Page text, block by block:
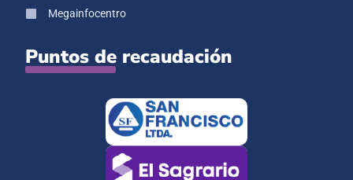
Megainfocentro
Puntos de recaudación